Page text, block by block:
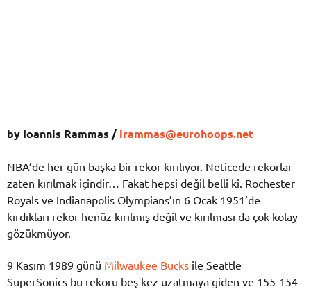
by Ioannis Rammas /irammas@eurohoops.net
NBA’de her gün başka bir rekor kırılıyor. Neticede rekorlar
zaten kırılmak içindir… Fakat hepsi değil belli ki. Rochester
Royals ve Indianapolis Olympians’ın 6 Ocak 1951’de
kırdıkları rekor henüz kırılmış değil ve kırılması da çok kolay
gözükmüyor.
9 Kasım 1989 günü Milwaukee Bucks ile Seattle
SuperSonics bu rekoru beş kez uzatmaya giden ve 155-154